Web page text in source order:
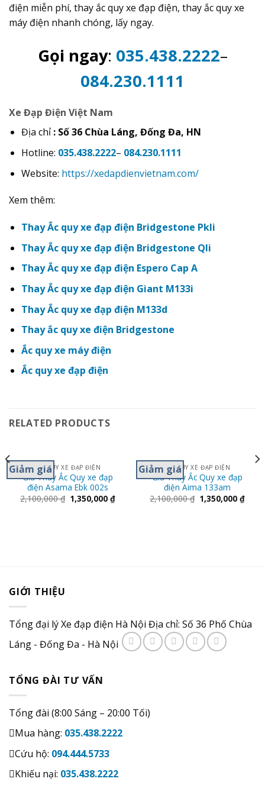
điện miễn phí, thay ắc quy xe đạp điện, thay ắc quy xe
máy điện nhanh chóng, lấy ngay.
Gọi ngay: 035.438.2222–
084.230.1111
Xe Đạp Điện Việt Nam
Địa chỉ : Số 36 Chùa Láng, Đống Đa, HN
Hotline: 035.438.2222– 084.230.1111
Website: https://xedapdienvietnam.com/
Xem thêm:
Thay Ắc quy xe đạp điện Bridgestone Pkli
Thay Ắc quy xe đạp điện Bridgestone Qli
Thay Ắc quy xe đạp điện Espero Cap A
Thay Ắc quy xe đạp điện Giant M133i
Thay Ắc quy xe đạp điện M133d
Thay ắc quy xe điện Bridgestone
Ắc quy xe máy điện
Ắc quy xe đạp điện
RELATED PRODUCTS
Giảm giáẮC QUY XE ĐẠP ĐIỆN
Giá Thay Ắc Quy xe đạp
điện Asama Ebk 002s
2,100,000₫ 1,350,000₫
Giảm giáẮC QUY XE ĐẠP ĐIỆN
Giá Thay Ắc Quy xe đạp
điện Aima 133am
2,100,000₫ 1,350,000₫
GIỚI THIỆU
Tổng đại lý Xe đạp điện Hà Nội Địa chỉ: Số 36 Phố Chùa
Láng - Đống Đa - Hà Nội
TỔNG ĐÀI TƯ VẤN
Tổng đài (8:00 Sáng – 20:00 Tối)
Mua hàng: 035.438.2222
Cứu hộ: 094.444.5733
Khiếu nại: 035.438.2222